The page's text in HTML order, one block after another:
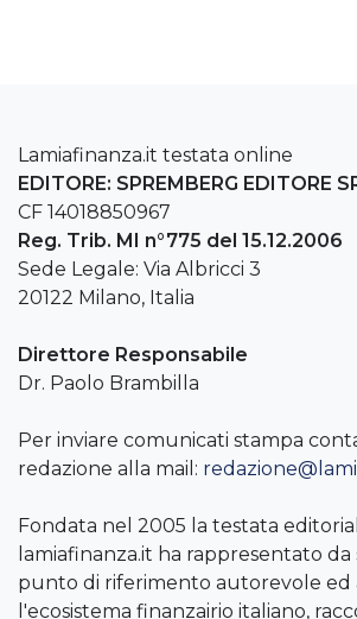
Lamiafinanza.it testata online
EDITORE: SPREMBERG EDITORE
CF 14018850967
Reg. Trib. MI n°775 del 15.12.2006
Sede Legale: Via Albricci 3
20122 Milano, Italia
Direttore Responsabile
Dr. Paolo Brambilla
Per inviare comunicati stampa
redazione alla mail:
Fondata nel 2005 la testata
lamiafinanza.it ha rappresentato
punto di riferimento autorevole ed
l'ecosistema finanzairio italiano,